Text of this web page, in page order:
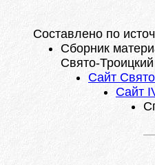
Составлено по
Сборник
Свято-
Сайт
Сайт